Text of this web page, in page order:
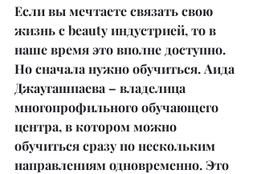
Если вы мечтаете связать свою
жизнь с beauty индустрией, то в
наше время это вполне доступно.
Но сначала нужно обучиться. Аида
Джаугашпаева – владелица
многопрофильного обучающего
центра, в котором можно
обучиться сразу по нескольким
направлениям одновременно. Это